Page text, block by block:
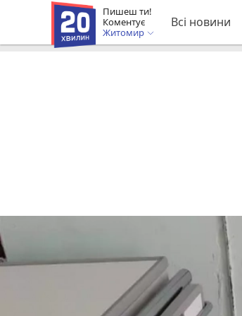
Пишеш ти!
Коментує
Житомир
Всі новини